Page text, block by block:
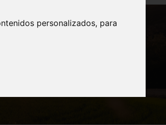
personalizados, para